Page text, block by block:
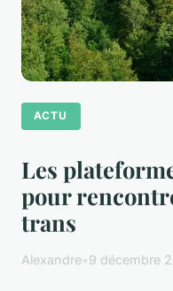
ACTU
Les
pour
trans
Alexandre•9 décembre